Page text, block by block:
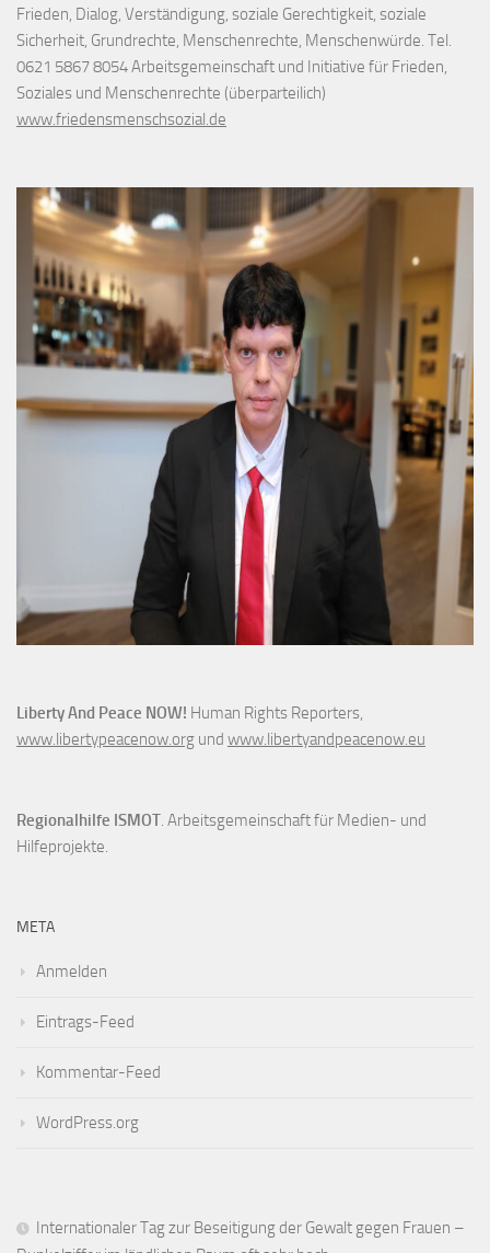
Frieden, Dialog, Verständigung, soziale Gerechtigkeit, soziale
Sicherheit, Grundrechte, Menschenrechte, Menschenwürde. Tel.
0621 5867 8054 Arbeitsgemeinschaft und Initiative für Frieden,
Soziales und Menschenrechte (überparteilich)
www.friedensmenschsozial.de
Liberty And Peace NOW! Human Rights Reporters,
www.libertypeacenow.org und www.libertyandpeacenow.eu
Regionalhilfe ISMOT. Arbeitsgemeinschaft für Medien- und
Hilfeprojekte.
META
Anmelden
Eintrags-Feed
Kommentar-Feed
WordPress.org
Internationaler Tag zur Beseitigung der Gewalt gegen Frauen –